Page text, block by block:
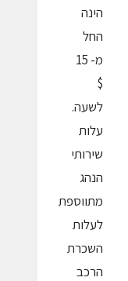
הינה
החל
מ- 15
$
לשעה.
עלות
שירותי
הנהג
מתווספת
לעלות
השכרת
הרכב